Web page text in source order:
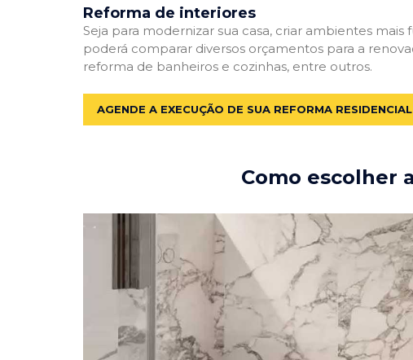
Reforma de interiores
Seja para modernizar sua casa, criar ambientes
poderá comparar diversos orçamentos para a
reforma de banheiros e cozinhas, entre outros.
AGENDE A EXECUÇÃO DE SUA REFORMA RESIDENCIAL
Como escolher